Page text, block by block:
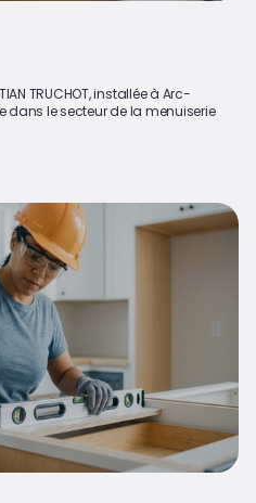
TRUCHOT, installée à Arc-
dans le secteur de la menuiserie